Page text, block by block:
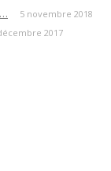
5 novembre 2018
2017